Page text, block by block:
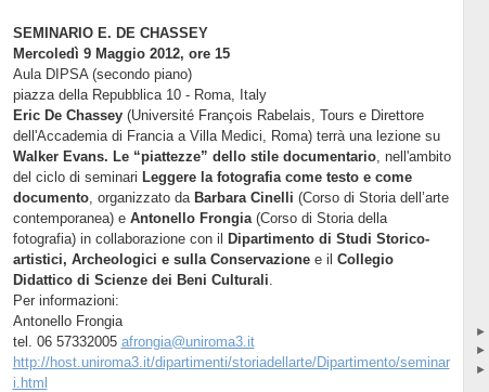
SEMINARIO E. DE CHASSEY
Mercoledì 9 Maggio 2012, ore 15
Aula DIPSA (secondo piano)
piazza della Repubblica 10 - Roma, Italy
Eric De Chassey (Université François Rabelais, Tours e Direttore
dell'Accademia di Francia a Villa Medici, Roma) terrà una lezione su
Walker Evans. Le “piattezze” dello stile documentario, nell'ambito
del ciclo di seminari Leggere la fotografia come testo e come
documento, organizzato da Barbara Cinelli (Corso di Storia dell’arte
contemporanea) e Antonello Frongia(Corso di Storia della
fotografia) in collaborazione con il Dipartimento di Studi Storico-
artistici, Archeologici e sulla Conservazione e il Collegio
Didattico di Scienze dei Beni Culturali
Per informazioni:
Antonello Frongia
tel. 06 57332005 afrongia@uniroma3.it
http://host.uniroma3.it/dipartimenti/storiadellarte/Dipartimento/seminar
i.html
►
►
►